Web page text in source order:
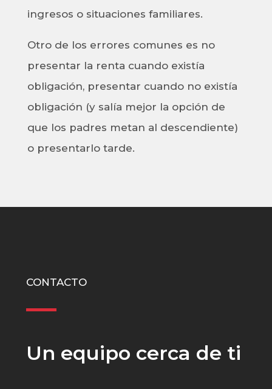
ingresos o situaciones familiares.
Otro de los errores comunes es no
presentar la renta cuando existía
obligación, presentar cuando no existía
obligación (y salía mejor la opción de
que los padres metan al descendiente)
o presentarlo tarde.
CONTACTO
Un equipo cerca de ti